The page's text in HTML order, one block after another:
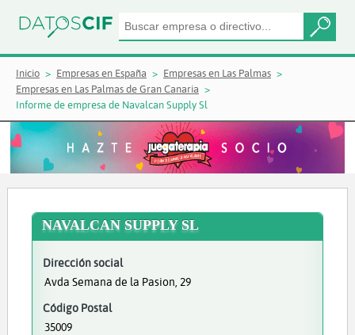
Inicio Empresas en España
Empresas en Las Palmas
Empresas en Las Palmas de Gran Canaria
Informe de empresa de Navalcan Supply Sl
NAVALCAN SUPPLY SL
Dirección social
Avda Semana de la Pasion, 29
Código Postal
35009